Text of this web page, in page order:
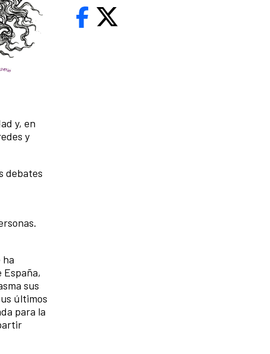
y, en
y
debates
ha
sus
últimos
para la